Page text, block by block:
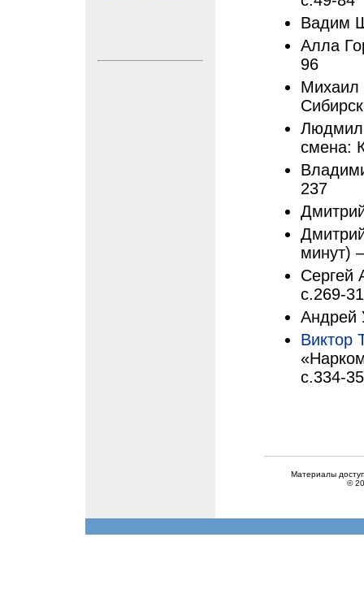
Вадим
Алла
96
Михаил
смена:
237
минут)
Сергей
с.269-
Андрей
Виктор
с.334-